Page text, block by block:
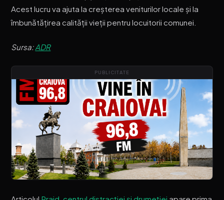
Acest lucru va ajuta la creșterea veniturilor locale și la
îmbunătățirea calității vieții pentru locuitorii comunei.
Sursa:ADR
PUBLICITATE